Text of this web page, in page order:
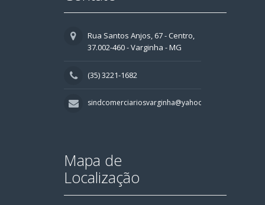
Rua Santos Anjos, 67 - Centro,
37.002-460 - Varginha - MG
(35) 3221-1682
sindcomerciariosvarginha@yahoo.com.br
Mapa de
Localização